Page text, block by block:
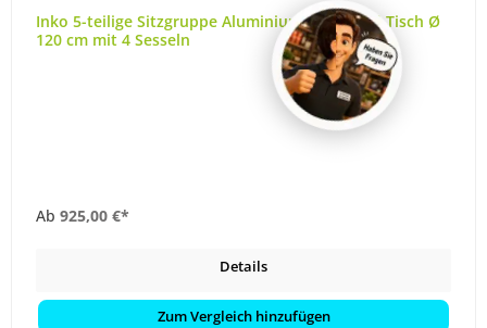
Inko 5-teilige Sitzgruppe Aluminium Guss weiß Tisch Ø
120 cm mit 4 Sesseln
Ab 925,00 €*
Details
Zum Vergleich hinzufügen